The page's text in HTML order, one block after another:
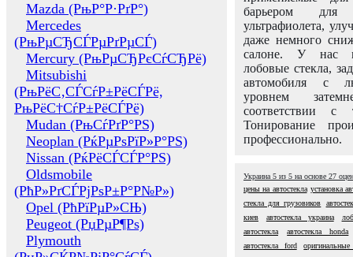
Mazda (РњР°Р·РґР°)
Mercedes
(РњРµСЂСЃРµРґРµСЃ)
Mercury (РњРµСЂРєСѓСЂРё)
Mitsubishi
(РњРёС‚СЃСѓР±РёСЃРё,
РњРёС†СѓР±РёСЃРё)
Mudan (РњСѓРґР°РЅ)
Neoplan (РќРµРѕРїР»Р°РЅ)
Nissan (РќРёСЃСЃР°РЅ)
Oldsmobile
(РћР»РґСЃРјРѕР±Р°Р№Р»)
Opel (РћРїРµР»СЊ)
Peugeot (РџРµР¶Рѕ)
Plymouth
барьером для
ультрафиолета,
даже немного
салоне. У нас
лобовые стекла,
автомобиля с
уровнем
соответствии с
Тонирование
профессионально.
Украина 5 из 5 на основе 27
цены на автостекла установка
стекла для грузовиков
киев
автостекла украина
автостекла
автостекла honda
автостекла ford
оригинальные